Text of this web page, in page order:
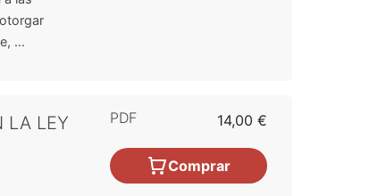
...
LA LEY
PDF 14,00 €
Comprar